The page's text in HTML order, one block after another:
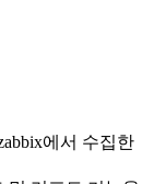
에서 수집한